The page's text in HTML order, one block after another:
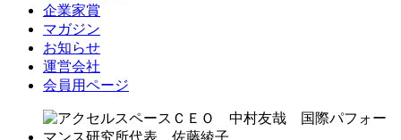
企業家賞
マガジン
お知らせ
運営会社
会員用ページ